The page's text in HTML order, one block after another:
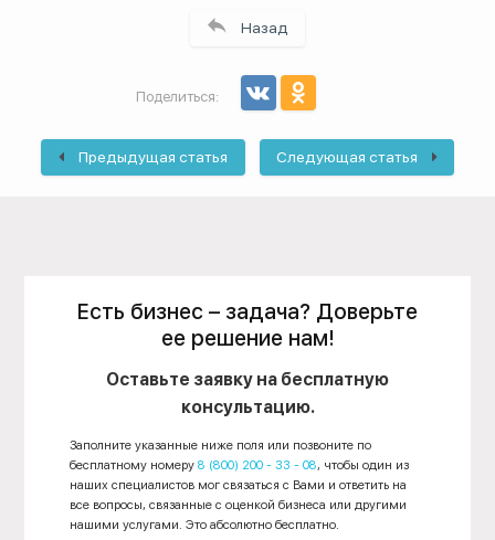
Назад
Поделиться:
Предыдущая статья Следующая статья
Есть бизнес – задача? Доверьте
ее решение нам!
Оставьте заявку на бесплатную
консультацию.
Заполните указанные ниже поля или позвоните по
бесплатному номеру 8 (800) 200 - 33 - 08, чтобы один из
наших специалистов мог связаться с Вами и ответить на
все вопросы, связанные с оценкой бизнеса или другими
нашими услугами. Это абсолютно бесплатно.